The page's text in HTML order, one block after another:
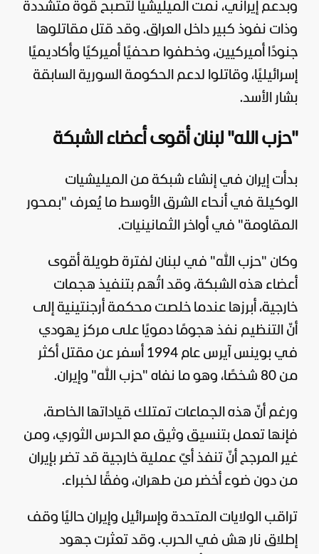
وبدعم إيراني، نمت الميليشيا لتصبح قوة متشددة
وذات نفوذ كبير داخل العراق. وقد قتل مقاتلوها
جنودًا أميركيين، وخطفوا صحفيًا أميركيًا وأكاديميًا
إسرائيليًا، وقاتلوا لدعم الحكومة السورية السابقة
بشار الأسد.
"حزب الله" لبنان أقوى أعضاء الشبكة
بدأت إيران في إنشاء شبكة من الميليشيات
الوكيلة في أنحاء الشرق الأوسط ما يُعرف "بمحور
المقاومة" في أواخر الثمانينيات.
وكان "حزب الله" في لبنان لفترة طويلة أقوى
أعضاء هذه الشبكة، وقد اتُهم بتنفيذ هجمات
خارجية، أبرزها عندما خلصت محكمة أرجنتينية إلى
أنّ التنظيم نفذ هجومًا دمويًا على مركز يهودي
في بوينس آيرس عام 1994 أسفر عن مقتل أكثر
من 80 شخصًا، وهو ما نفاه "حزب الله" وإيران.
ورغم أنّ هذه الجماعات تمتلك قياداتها الخاصة،
فإنها تعمل بتنسيق وثيق مع الحرس الثوري، ومن
غير المرجح أنّ تنفذ أيّ عملية خارجية قد تضر بإيران
من دون ضوء أخضر من طهران، وفقًا لخبراء.
تراقب الولايات المتحدة وإسرائيل وإيران حاليًا وقف
إطلاق نار هش في الحرب. وقد تعثرت جهود